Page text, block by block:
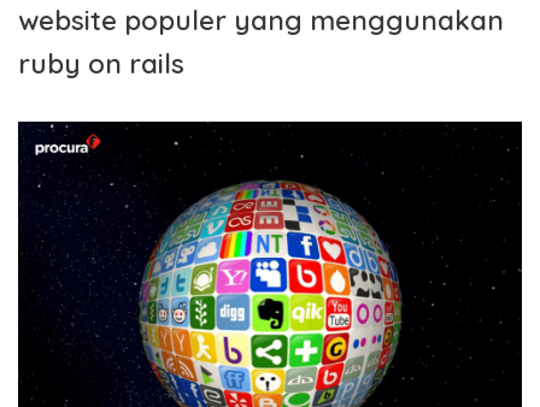
website populer yang menggunakan
ruby on rails